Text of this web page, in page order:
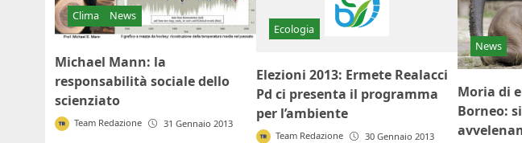
Clima News
Michael Mann: la
responsabilità sociale dello
scienziato
Team Redazione 31 Gennaio 2013
Ecologia
Elezioni 2013: Ermete Realacci
Pd ci presenta il programma
per l’ambiente
Team Redazione 30 Gennaio 2013
News
Moria di
Borneo: